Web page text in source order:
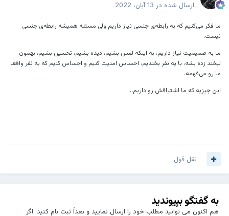
ارسال شده در 13 آبان، 2022
ما فکر می‌کنیم که به رابطه‌ی جنسی نیاز داریم ولی مسئله همیشه رابطه‌ی جنسی
نیست.
ما به صمیمیت نیاز داریم، به اینکه لمس بشیم، دیده بشیم، تحسین بشیم، بهمون
لبخند زده بشه، با یه نفر بخندیم، احساس امنیت کنیم و احساس کنیم که یه نفر واقعا
ما رو می‌فهمه.
‏این چیزیه که ما اشتیاقش رو داریم...
نقل قول
به گفتگو بپیوندید
هم اکنون می توانید مطلب خود را ارسال نمایید و بعداً ثبت نام کنید. اگر